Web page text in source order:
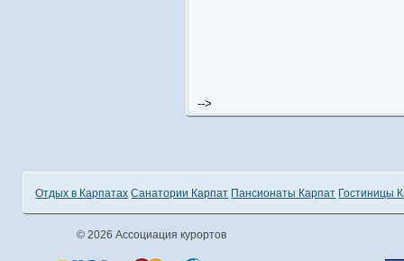
-->
Отдых в Карпатах Санатории Карпат Пансионаты Карпат Гостиницы
© 2026 Ассоциация курортов